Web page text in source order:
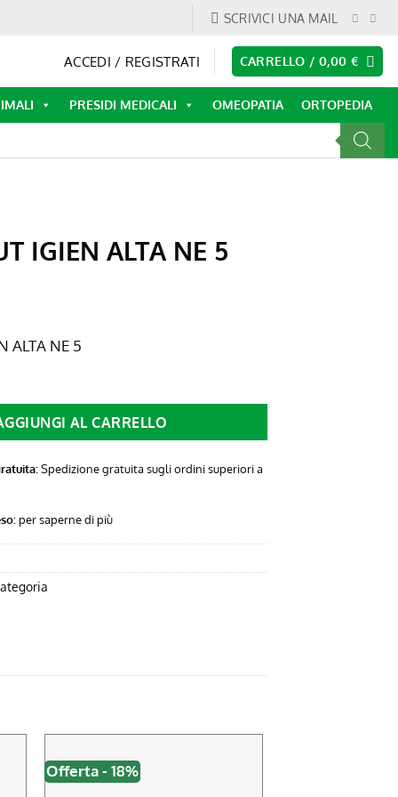
SCRIVICI UNA MAIL
ACCEDI / REGISTRATI CARRELLO /0,00€
PRESIDI MEDICALI OMEOPATIA ORTOPEDIA
IGIEN ALTA NE 5
ALTA NE 5
AL CARRELLO
: Spedizione gratuita sugli ordini superiori a
:per saperne di più
Offerta - 18%